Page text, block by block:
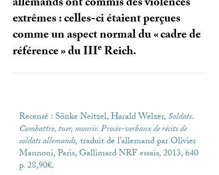
extrêmes : celles-ci étaient perçues
comme un aspect normal du «cadre de
référence» duIIIeReich.
Recensé : Sönke Neitzel, Harald Welzer,Soldats.
Combattre, tuer, mourir. Procès-verbaux de récits de
soldats allemands, traduit de l’allemand par Olivier
Mannoni, Paris, GallimardNRFessais, 2013, 640
p. 28,90€.